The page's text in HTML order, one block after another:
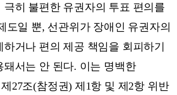
극히 불편한 유권자의 투표 편의를
도일 뿐, 선관위가 장애인 유권자의
거나 편의 제공 책임을 회피하기
돼서는 안 된다. 이는 명백한
27조(참정권) 제1항 및 제2항 위반